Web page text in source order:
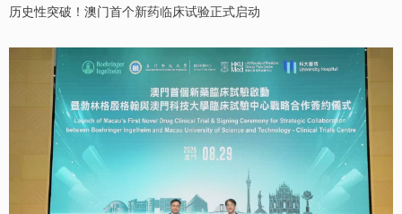
历史性突破！澳门首个新药临床试验正式启动